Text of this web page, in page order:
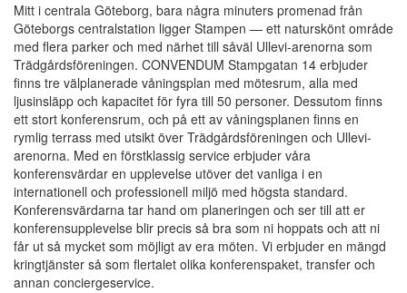
Mitt i centrala Göteborg, bara några minuters promenad från
Göteborgs centralstation ligger Stampen — ett naturskönt område
med flera parker och med närhet till såväl Ullevi-arenorna som
Trädgårdsföreningen. CONVENDUM Stampgatan 14 erbjuder
finns tre välplanerade våningsplan med mötesrum, alla med
ljusinsläpp och kapacitet för fyra till 50 personer. Dessutom finns
ett stort konferensrum, och på ett av våningsplanen finns en
rymlig terrass med utsikt över Trädgårdsföreningen och Ullevi-
arenorna. Med en förstklassig service erbjuder våra
konferensvärdar en upplevelse utöver det vanliga i en
internationell och professionell miljö med högsta standard.
Konferensvärdarna tar hand om planeringen och ser till att er
konferensupplevelse blir precis så bra som ni hoppats och att ni
får ut så mycket som möjligt av era möten. Vi erbjuder en mängd
kringtjänster så som flertalet olika konferenspaket, transfer och
annan conciergeservice.